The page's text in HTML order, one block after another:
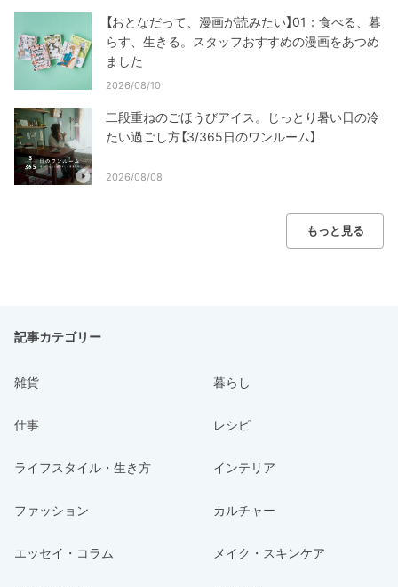
【おとなだって、漫画が読みたい】01：食べる、暮
らす、生きる。スタッフおすすめの漫画をあつめ
ました
2026/08/10
二段重ねのごほうびアイス。じっとり暑い日の冷
たい過ごし方【3/365日のワンルーム】
2026/08/08
もっと見る
記事カテゴリー
雑貨 暮らし
仕事 レシピ
ライフスタイル・生き方 インテリア
ファッション カルチャー
エッセイ・コラム メイク・スキンケア